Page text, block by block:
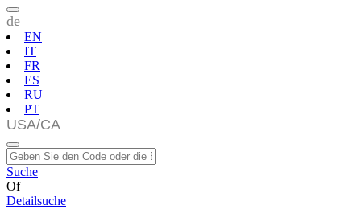
de
EN
IT
FR
ES
RU
PT
Suche
Of
Detailsuche